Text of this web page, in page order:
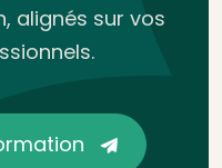
alignés sur vos